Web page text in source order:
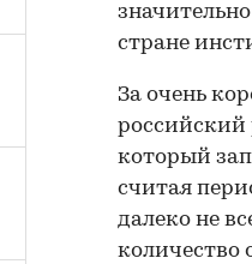
стране
За очень
российский
который
считая
далеко не
количество